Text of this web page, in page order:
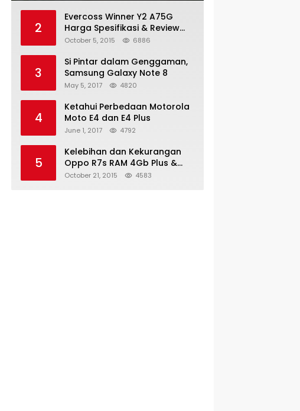
2
Evercoss Winner Y2 A75G
Harga Spesifikasi & Review
Lengkap
October 5, 2015 6886
3
Si Pintar dalam Genggaman,
Samsung Galaxy Note 8
May 5, 2017 4820
4
Ketahui Perbedaan Motorola
Moto E4 dan E4 Plus
June 1, 2017 4792
5
Kelebihan dan Kekurangan
Oppo R7s RAM 4Gb Plus &
Minus
October 21, 2015 4583